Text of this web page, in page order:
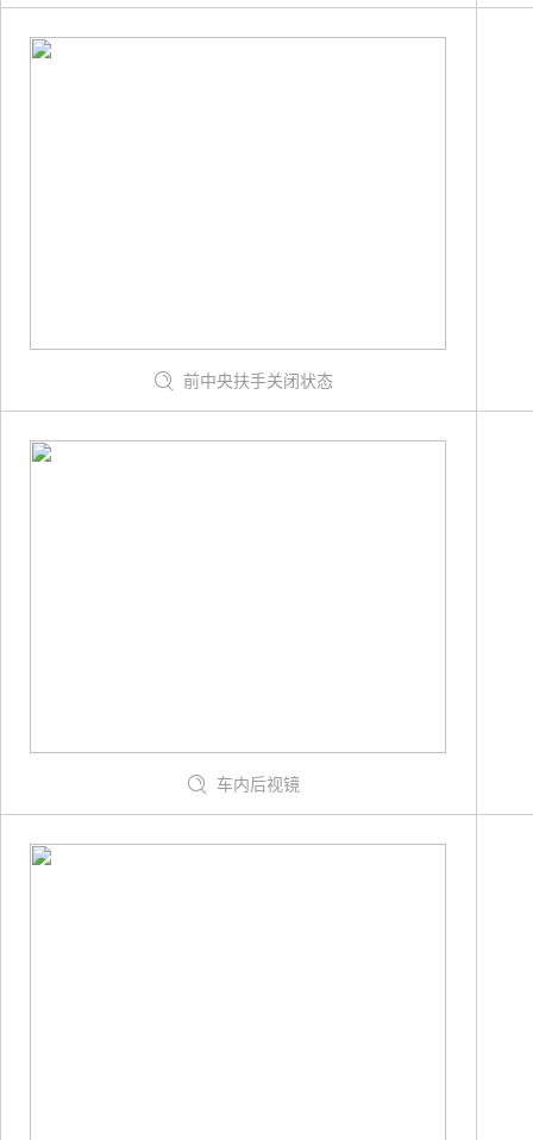
前中央扶手关闭状态
车内后视镜